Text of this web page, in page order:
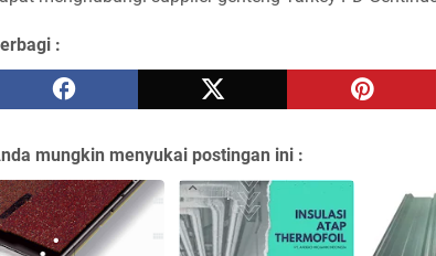
:
mungkin menyukai postingan ini :